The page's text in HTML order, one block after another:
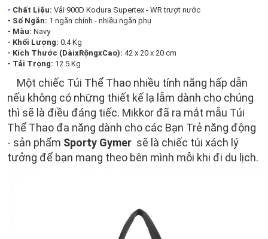
- Chất Liệu: Vải 900D Kodura Supertex - WR trượt nước
- Số Ngăn: 1 ngăn chính - nhiều ngăn phụ
- Màu: Navy
- Khối Lượng: 0.4 Kg
- Kích Thước (DàixRộngxCao): 42 x 20 x 20 cm
- Tải Trọng: 12.5 Kg
Một chiếc Túi Thể Thao nhiều tính năng hấp dẫn
nếu không có những thiết kế lạ lẫm dành cho chúng
thì sẽ là điều đáng tiếc. Mikkor đã ra mắt mẫu Túi
Thể Thao đa năng dành cho các Bạn Trẻ năng động
- sản phẩm Sporty Gymer sẽ là chiếc túi xách lý
tưởng để bạn mang theo bên mình mỗi khi đi du lịch.